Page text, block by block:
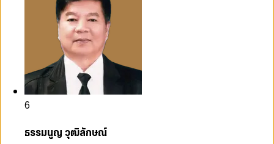
6
ธรรมนูญ วุฒิลักษณ์